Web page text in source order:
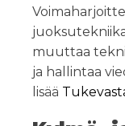
muuttaa
ja hallintaa
lisää